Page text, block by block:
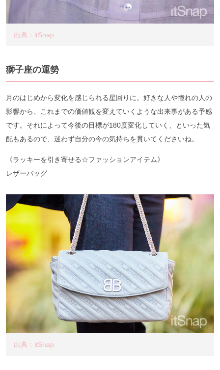
出典：itSnap
獅子座の運勢
月のはじめから変化を感じられる星回りに。好きな人や憧れの人の
影響から、これまでの価値観を変えていくような出来事がある予感
です。それによって今後の目標が180度変化していく、といった気
配もあるので、迷わず自分の今の気持ちを貫いてくださいね。
《ラッキーを引き寄せる☆ファッションアイテム》
レザーバッグ
出典：itSnap